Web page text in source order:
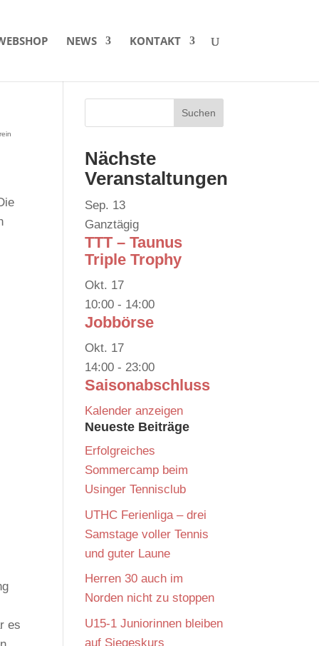
NEWS KONTAKT
es
Nächste
Veranstaltungen
Sep. 13
Ganztägig
TTT – Taunus
Triple Trophy
Okt. 17
10:00 - 14:00
Jobbörse
Okt. 17
14:00 - 23:00
Saisonabschluss
Kalender anzeigen
Neueste Beiträge
Erfolgreiches
Sommercamp beim
Usinger Tennisclub
UTHC Ferienliga – drei
Samstage voller Tennis
und guter Laune
Herren 30 auch im
Norden nicht zu stoppen
U15-1 Juniorinnen bleiben
auf Siegeskurs